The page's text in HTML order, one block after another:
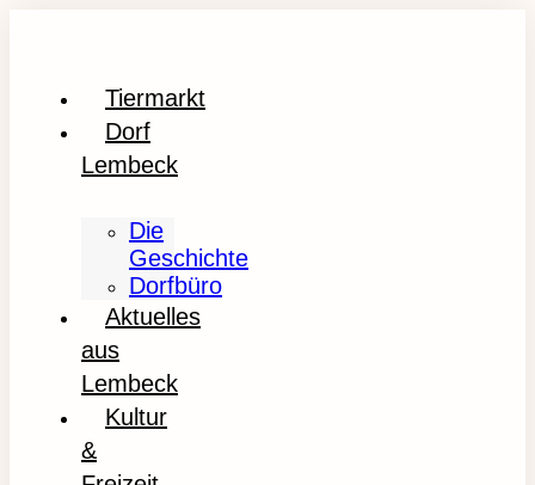
Tiermarkt
Dorf
Lembeck
Die
Geschichte
Dorfbüro
Aktuelles
aus
Lembeck
Kultur
&